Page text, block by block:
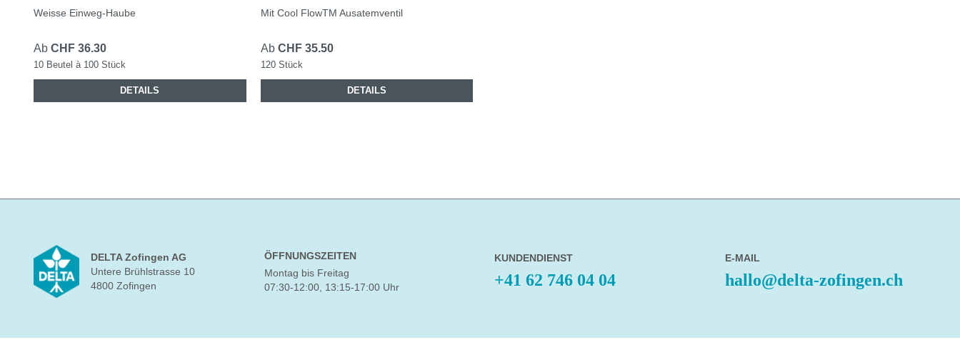
Weisse Einweg-Haube
Ab CHF 36.30
10 Beutel à 100 Stück
DETAILS
Mit Cool FlowTM Ausatemventil
Ab CHF 35.50
120 Stück
DETAILS
DELTA Zofingen AG
Untere Brühlstrasse 10
4800 Zofingen
ÖFFNUNGSZEITEN
Montag bis Freitag
07:30-12:00, 13:15-17:00 Uhr
KUNDENDIENST
+41 62 746 04 04
E-MAIL
hallo@delta-zofingen.ch